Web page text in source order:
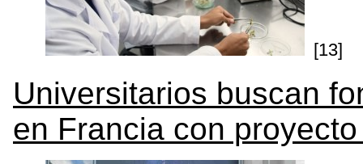
[13]
Universitarios buscan
en Francia con